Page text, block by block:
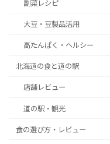
副菜レシピ
大豆・豆製品活用
高たんぱく・ヘルシー
北海道の食と道の駅
店舗レビュー
道の駅・観光
食の選び方・レビュー